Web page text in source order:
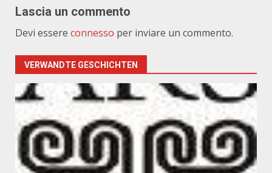
Lascia un commento
Devi essere connesso per inviare un commento.
VERWANDTE GESCHICHTEN